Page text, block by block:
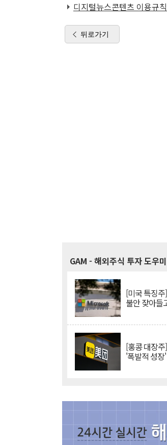
디지털뉴스콘텐츠 이용규
뒤로가기
GAM - 해외주식 투자 도우미
[미국 특징
불안 잦아들
[홍콩 대장
'폭발적 성장'